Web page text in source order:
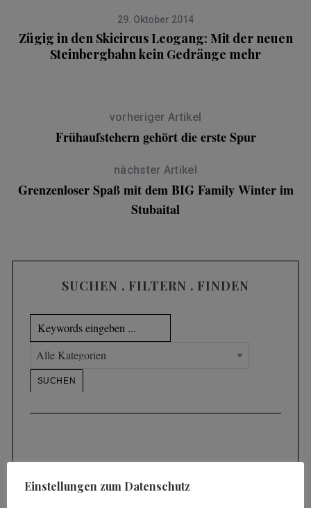
29. Oktober 2014
Zügig in den Skicircus Leogang: Mit der neuen
Steinbergbahn kein Gedränge mehr
vorheriger Artikel
Frühaufstehern gehört die erste Spur
nächster Artikel
Grenzenloser Spaß mit dem BIG Family Winter im
Stubaital
SUCHEN . FILTERN . FINDEN
c
:
Einstellungen zum Datenschutz